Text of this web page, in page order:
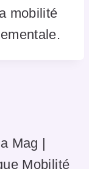
mobilité
Mag |
Mobilité